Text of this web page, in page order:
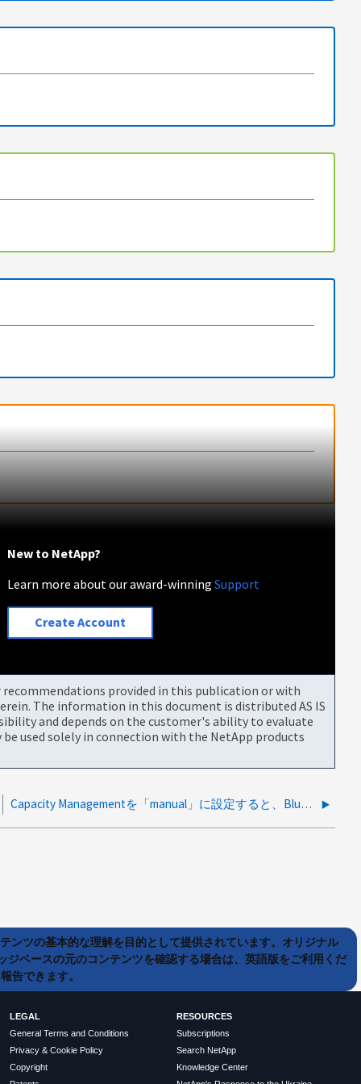
New to NetApp?
Learn more about our award-winningSupport
Create Account
provided in this publication or with
The information in this document is distributed AS IS
and depends on the customer's ability to evaluate
used solely in connection with the NetApp products
Capacity Managementを「manual」に設定すると、BlueXPで予期せずディスクが追加される
ンツの基本的な理解を目的として提供されています。オリジナル
ベースの元のコンテンツを確認する場合は、英語版をご利用くだ
告できます。
LEGAL
General Terms and Conditions
Privacy & Cookie Policy
Copyright
RESOURCES
Subscriptions
Search NetApp
Knowledge Center